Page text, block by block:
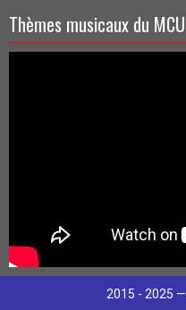
Thèmes musicaux du MCU
2015 - 2025 —